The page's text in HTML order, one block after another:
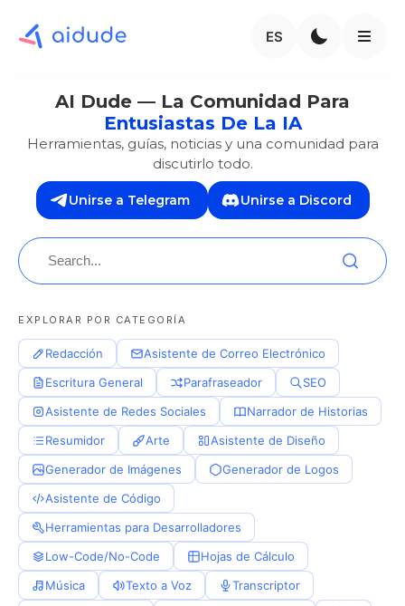
ES
AI Dude — La Comunidad Para
Entusiastas De La IA
Herramientas, guías, noticias y una comunidad para
discutirlo todo.
Unirse a Telegram Unirse a Discord
EXPLORAR POR CATEGORÍA
Redacción
Asistente de Correo Electrónico
Escritura General
Parafraseador
SEO
Asistente de Redes Sociales
Narrador de Historias
Resumidor
Arte
Asistente de Diseño
Generador de Imágenes
Generador de Logos
Asistente de Código
Herramientas para Desarrolladores
Low-Code/No-Code
Hojas de Cálculo
Música
Texto a Voz
Transcriptor